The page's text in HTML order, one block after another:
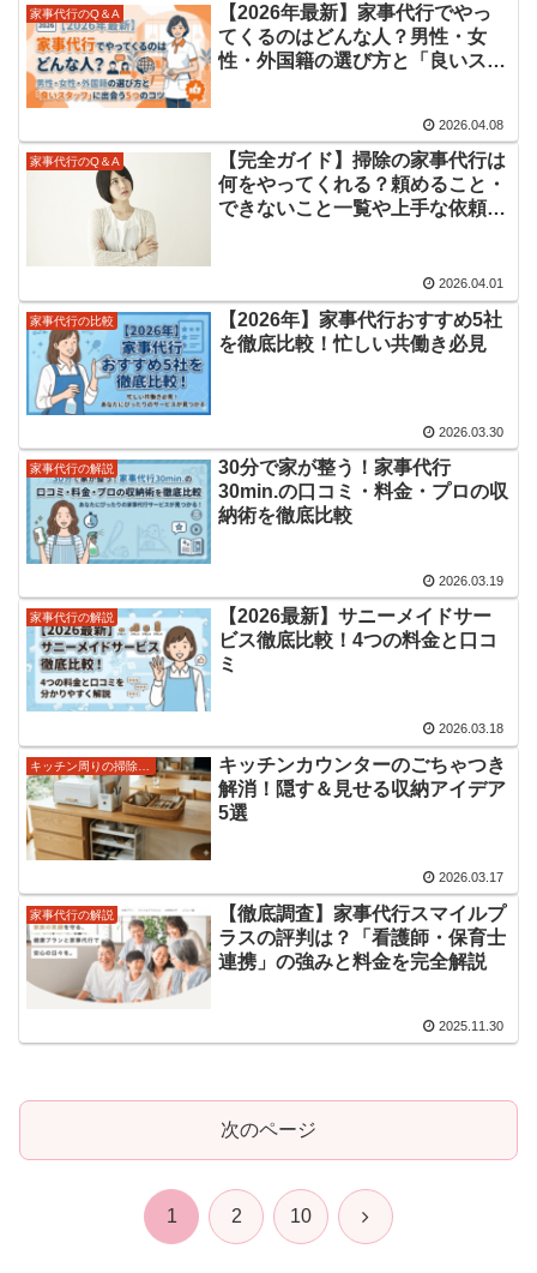
家事代行のQ＆A
【2026年最新】家事代行でやっ
てくるのはどんな人？男性・女
性・外国籍の選び方と「良いスタ
2026.04.08
家事代行のQ＆A
【完全ガイド】掃除の家事代行は
何をやってくれる？頼めること・
できないこと一覧や上手な依頼の
2026.04.01
家事代行の比較
【2026年】家事代行おすすめ5社
を徹底比較！忙しい共働き必見
2026.03.30
家事代行の解説
30分で家が整う！家事代行
30min.の口コミ・料金・プロの収
納術を徹底比較
2026.03.19
家事代行の解説
【2026最新】サニーメイドサー
ビス徹底比較！4つの料金と口コ
ミ
2026.03.18
キッチンカウンターのごちゃつき
解消！隠す＆見せる収納アイデア
5選
2026.03.17
家事代行の解説
【徹底調査】家事代行スマイルプ
ラスの評判は？「看護師・保育士
連携」の強みと料金を完全解説
2025.11.30
次のページ
1 2 10 次